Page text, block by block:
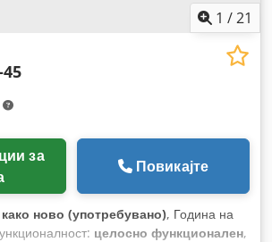
1 /21
45
Повикајте
ново (употребувано), Година на
целосно функционален,